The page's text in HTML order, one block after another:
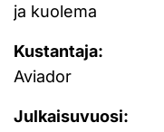
ja kuolema
Kustantaja:
Aviador
Julkaisuvuosi: